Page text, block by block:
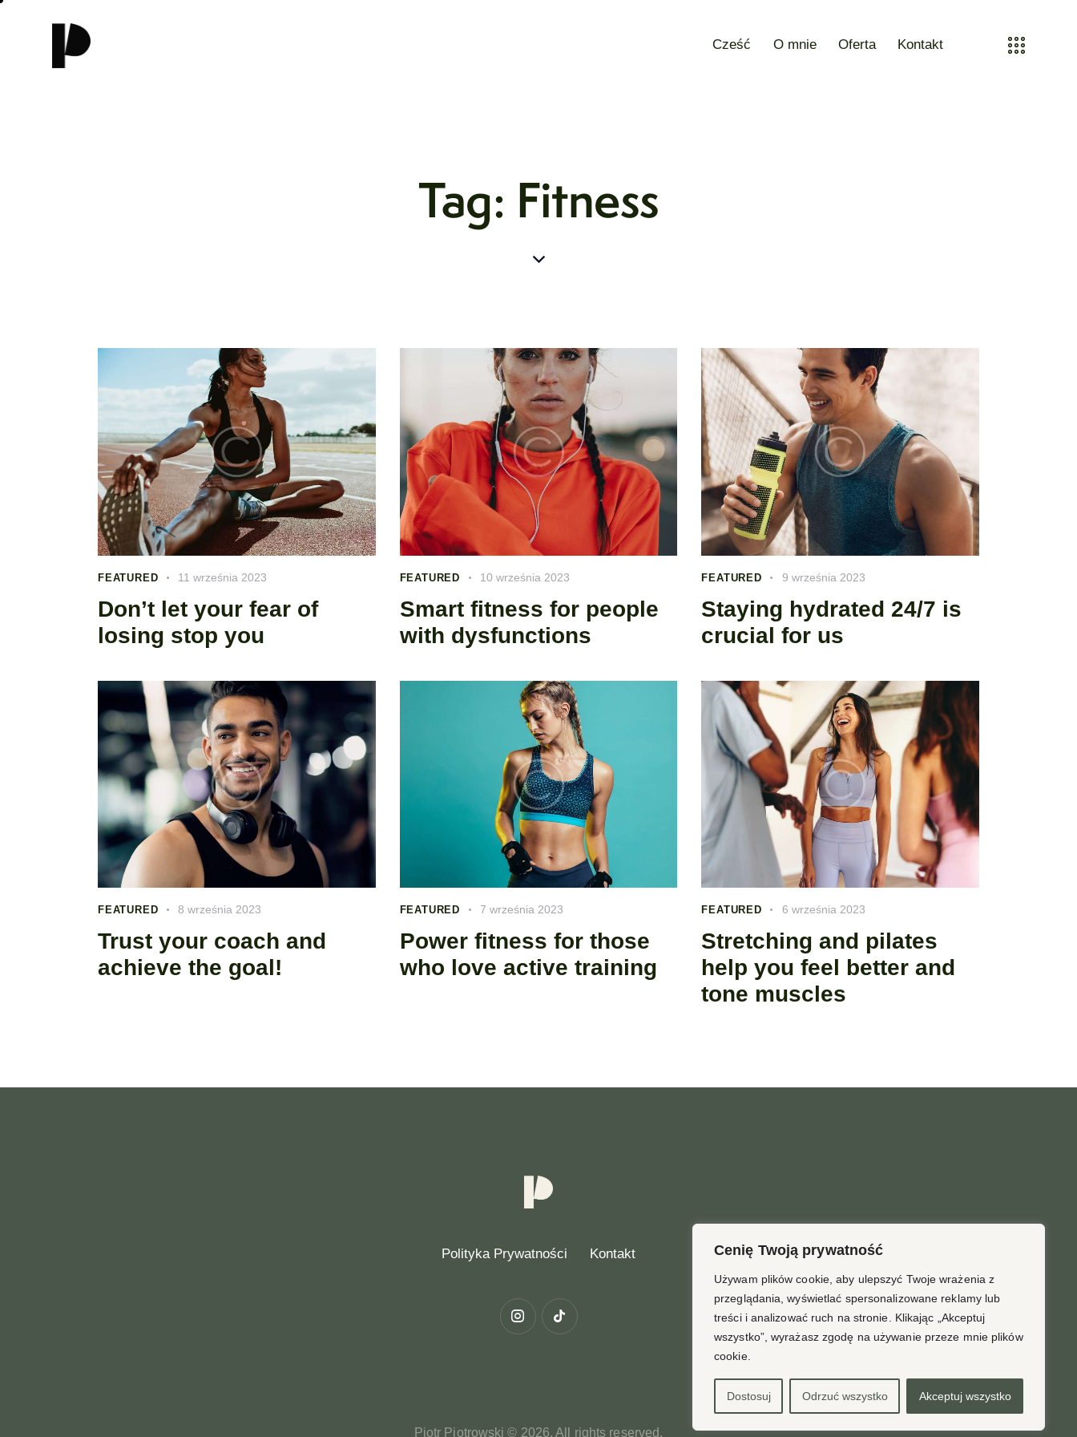
Cenię Twoją prywatność
Używam plików cookie, aby ulepszyć Twoje wrażenia z
przeglądania, wyświetlać spersonalizowane reklamy lub
treści i analizować ruch na stronie. Klikając „Akceptuj
wszystko”, wyrażasz zgodę na używanie przeze mnie plików
cookie.
Dostosuj Odrzuć wszystko Akceptuj wszystko
Cześć O mnie Oferta Kontakt
Tag: Fitness
FEATURED 11 września 2023
Don’t let your fear of
losing stop you
FEATURED 10 września 2023
Smart fitness for people
with dysfunctions
FEATURED 9 września 2023
Staying hydrated 24/7 is
crucial for us
FEATURED 8 września 2023
Trust your coach and
achieve the goal!
FEATURED 7 września 2023
Power fitness for those
who love active training
FEATURED 6 września 2023
Stretching and pilates
help you feel better and
tone muscles
Polityka Prywatności Kontakt
Piotr Piotrowski © 2026. All rights reserved.